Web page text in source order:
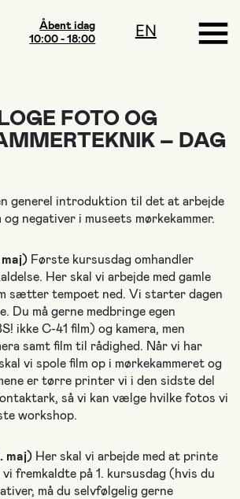
Åbent idag
10:00 - 18:00
EN
FOTO OG
– DAG
generel introduktion til det at arbejde
negativer i museets mørkekammer.
Første kursusdag omhandler
Her skal vi arbejde med gamle
sætter tempoet ned. Vi starter dagen
Du må gerne medbringe egen
ikke C-41 film) og kamera, men
samt film til rådighed. Når vi har
vi spole film op i mørkekammeret og
er tørre printer vi i den sidste del
så vi kan vælge hvilke fotos vi
workshop.
maj) Her skal vi arbejde med at printe
fremkaldte på 1. kursusdag (hvis du
må du selvfølgelig gerne